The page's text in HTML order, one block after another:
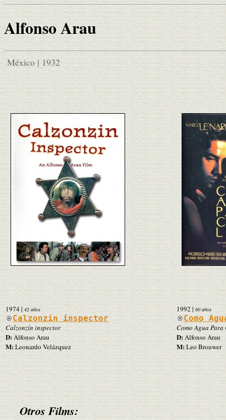
Alfonso Arau
México | 1932
1974| 42 años
Calzonzín inspector
Calzonzín inspector
D:Alfonso Arau
M:Leonardo Velázquez
1992|60 años
Como
Como Agua
D:Alfonso Arau
M:Leo Brouwer
Otros Films: